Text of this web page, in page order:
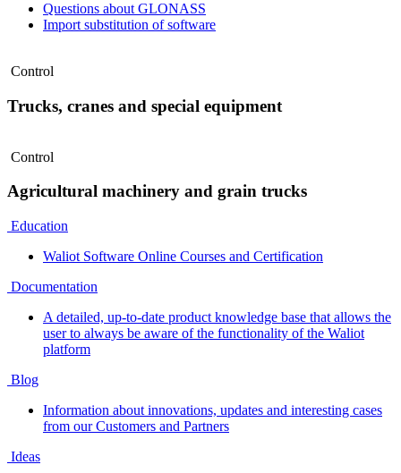
Questions about GLONASS
Import substitution of software
Control
Trucks, cranes and special equipment
Control
Agricultural machinery and grain trucks
Education
Waliot Software Online Courses and Certification
Documentation
A detailed, up-to-date product knowledge base that allows the
user to always be aware of the functionality of the Waliot
platform
Blog
Information about innovations, updates and interesting cases
from our Customers and Partners
Ideas